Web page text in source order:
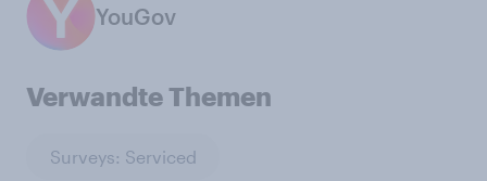
YouGov
Verwandte Themen
Surveys: Serviced